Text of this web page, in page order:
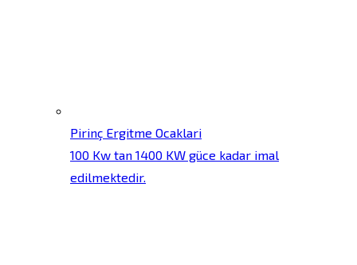
Pirinç Ergitme Ocaklari
100 Kw tan 1400 KW güce kadar imal
edilmektedir.